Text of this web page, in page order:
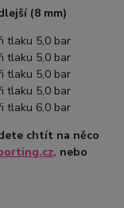
(8 mm)
tlaku 5,0 bar
tlaku 5,0 bar
tlaku 5,0 bar
tlaku 5,0 bar
tlaku 6,0 bar
chtít na něco
, nebo